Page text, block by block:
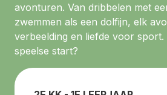
avonturen. Van dribbelen met
zwemmen als een dolfijn, elk
verbeelding en liefde voor
speelse start?